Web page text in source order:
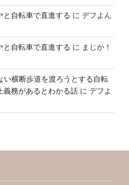
と自転車で直進する に デフよん
と自転車で直進する に まじか！
い横断歩道を渡ろうとする自転
義務があるとわかる話 に デフよ